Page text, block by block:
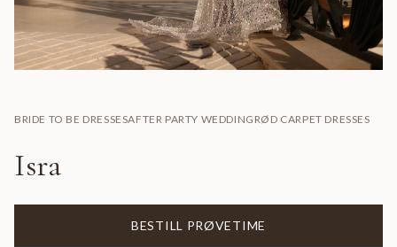
BRIDE TO BE DRESSESAFTER PARTY WEDDING RØD CARPET DRESSES
Isra
BESTILL PRØVETIME